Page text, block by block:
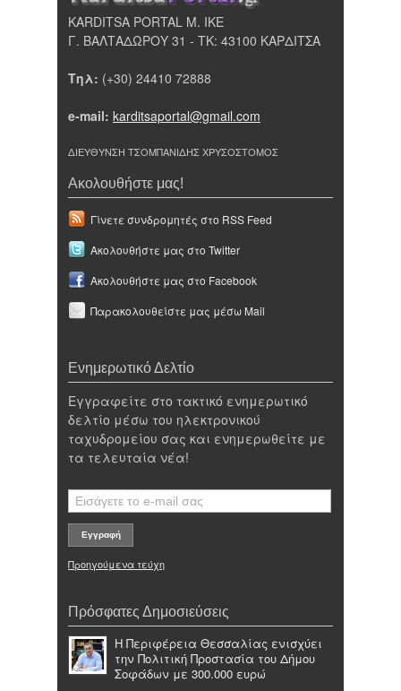
KARDITSA PORTAL Μ. ΙΚΕ
Γ. ΒΑΛΤΑΔΩΡΟΥ 31 - ΤΚ: 43100 ΚΑΡΔΙΤΣΑ
Τηλ: (+30) 24410 72888
e-mail: karditsaportal@gmail.com
ΔΙΕΥΘΥΝΣΗ ΤΣΟΜΠΑΝΙΔΗΣ ΧΡΥΣΟΣΤΟΜΟΣ
Ακολουθήστε μας!
Γίνετε συνδρομητές στο RSS Feed
Ακολουθήστε μας στο Twitter
Ακολουθήστε μας στο Facebook
Παρακολουθείστε μας μέσω Mail
Ενημερωτικό Δελτίο
Εγγραφείτε στο τακτικό ενημερωτικό
δελτίο μέσω του ηλεκτρονικού
ταχυδρομείου σας και ενημερωθείτε με
τα τελευταία νέα!
Προηγούμενα τεύχη
Πρόσφατες Δημοσιεύσεις
Η Περιφέρεια Θεσσαλίας ενισχύει
την Πολιτική Προστασία του Δήμου
Σοφάδων με 300.000 ευρώ